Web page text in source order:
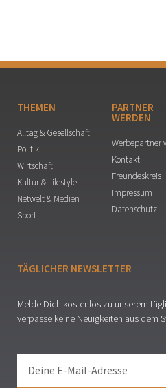
THEMEN
Alltag & Gesellschaft
Politik
Wirtschaft
Kultur & Lifestyle
Netwelt & Medien
Sport
PARTNER
WERDEN
Werbepartner
Kontakt
Freundeskreis
Impressum
Datenschutz
TÄGLICHER NEWSLETTER
Melde Dich kostenlos zu unserem
verpasse keine Neuigkeiten aus dem